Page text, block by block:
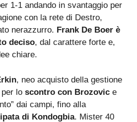
1-1 andando in svantaggio per
con la rete di Destro,
nerazzurro. Frank De Boer è
deciso, dal carattere forte e,
chiare.
, neo acquisto della gestione
lo scontro con Brozovic e
dai campi, fino alla
di Kondogbia. Mister 40